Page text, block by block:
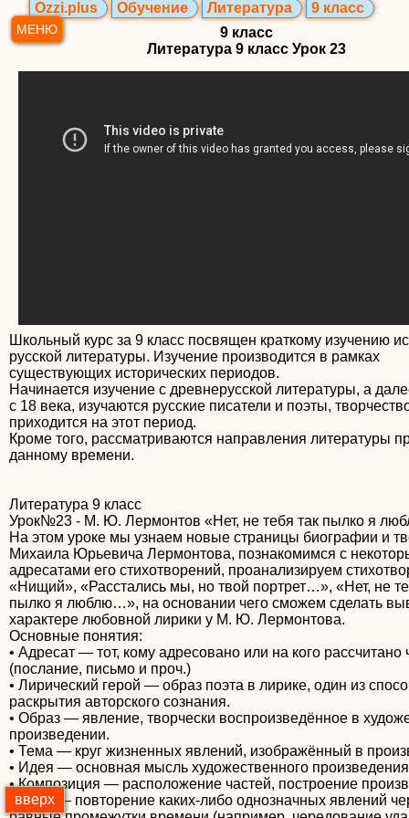
МЕНЮ
Ozzi.plus Обучение Литература
9 класс
9 класс
Литература 9 класс Урок 23
Школьный курс за 9 класс посвящен краткому изучению
русской литературы. Изучение производится в рамках
существующих исторических периодов.
Начинается изучение с древнерусской литературы, а
с 18 века, изучаются русские писатели и поэты,
приходится на этот период.
Кроме того, рассматриваются направления литературы
данному времени.
Литература 9 класс
Урок№23 - М. Ю. Лермонтов «Нет, не тебя так пылко я
На этом уроке мы узнаем новые страницы биографии и
Михаила Юрьевича Лермонтова, познакомимся с
адресатами его стихотворений, проанализируем
«Нищий», «Расстались мы, но твой портрет…», «Нет, не
пылко я люблю…», на основании чего сможем сделать
характере любовной лирики у М. Ю. Лермонтова.
Основные понятия:
• Адресат — тот, кому адресовано или на кого рассчитано
(послание, письмо и проч.)
• Лирический герой — образ поэта в лирике, один из
раскрытия авторского сознания.
• Образ — явление, творчески воспроизведённое в
произведении.
• Тема — круг жизненных явлений, изображённый в
• Идея — основная мысль художественного произведения
• Композиция — расположение частей, построение
• Ритм — повторение каких-либо однозначных явлений
вверх